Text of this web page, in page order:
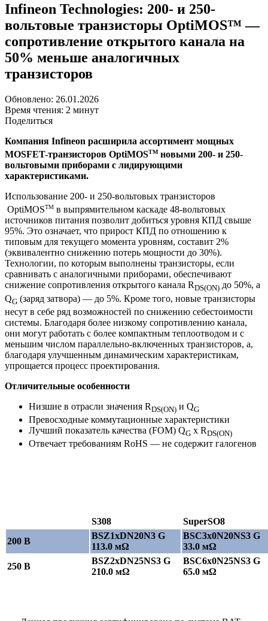
Infineon Technologies: 200- и 250-
вольтовые транзисторы OptiMOS™ —
сопротивление открытого канала на
50% меньше аналогичных
транзисторов
Обновлено: 26.01.2026
Время чтения: 2 минут
Поделиться
Компания Infineon расширила ассортимент мощных
MOSFET-транзисторов OptiMOSTM новыми 200- и 250-
вольтовыми приборами с лидирующими
характеристиками.
Использование 200- и 250-вольтовых транзисторов
OptiMOSTM в выпрямительном каскаде 48-вольтовых
источников питания позволит добиться уровня КПД свыше
95%. Это означает, что прирост КПД по отношению к
типовым для текущего момента уровням, составит 2%
(эквивалентно снижению потерь мощности до 30%).
Технологии, по которым выполнены транзисторы, если
сравнивать c аналогичными приборами, обеспечивают
снижение сопротивления открытого канала RDS(ON) до 50%, а
QG (заряд затвора) — до 5%. Кроме того, новые транзисторы
несут в себе ряд возможностей по снижению себестоимости
системы. Благодаря более низкому сопротивлению канала,
они могут работать с более компактным теплоотводом и с
меньшим числом параллельно-включенных транзисторов, а,
благодаря улучшенным динамическим характеристикам,
упрощается процесс проектирования.
Отличительные особенности
Низшие в отрасли значения RDS(ON) и QG
Превосходные коммутационные характеристики
Лучший показатель качества (FOM) QG x RDS(ON)
Отвечает требованиям RoHS — не содержит галогенов
S308
SuperSO8
200 В
BSZ1xDN20N3 G
113.0 мΩ
BSC3x0N20NS3 G
33.0 мΩ
250 В
BSZ2xDN25NS3 G
210.0 мΩ
BSC6x0N25NS3 G
65.0 мΩ